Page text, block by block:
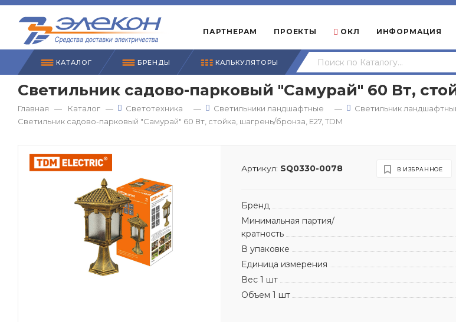
ПАРТНЕРАМ ПРОЕКТЫ ОКЛ ИНФОРМАЦИЯ
КАТАЛОГ БРЕНДЫ КАЛЬКУЛЯТОРЫ
Светильник садово-парковый "Самурай" 60 Вт,
Главная — Каталог — Светотехника — Светильники ландшафтные — Светильник
Светильник садово-парковый "Самурай" 60 Вт, стойка, шагрень/бронза, Е27, TDM
Артикул: SQ0330-0078 В ИЗБРАННОЕ
Бренд
Минимальная партия/
кратность
В упаковке
Единица измерения
Вес 1 шт
Объем 1 шт